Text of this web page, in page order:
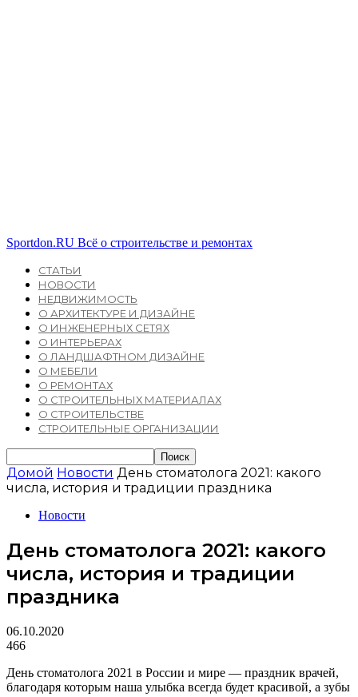
Sportdon.RU Всё о строительстве и ремонтах
СТАТЬИ
НОВОСТИ
НЕДВИЖИМОСТЬ
О АРХИТЕКТУРЕ И ДИЗАЙНЕ
О ИНЖЕНЕРНЫХ СЕТЯХ
О ИНТЕРЬЕРАХ
О ЛАНДШАФТНОМ ДИЗАЙНЕ
О МЕБЕЛИ
О РЕМОНТАХ
О СТРОИТЕЛЬНЫХ МАТЕРИАЛАХ
О СТРОИТЕЛЬСТВЕ
СТРОИТЕЛЬНЫЕ ОРГАНИЗАЦИИ
Домой Новости День стоматолога 2021: какого
числа, история и традиции праздника
Новости
День стоматолога 2021: какого
числа, история и традиции
праздника
06.10.2020
466
День стоматолога 2021 в России и мире — праздник врачей,
благодаря которым наша улыбка всегда будет красивой, а зубы